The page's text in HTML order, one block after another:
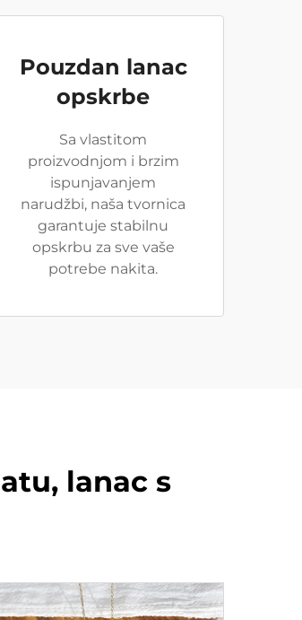
Pouzdan lanac
opskrbe
Sa vlastitom
proizvodnjom i brzim
ispunjavanjem
narudžbi, naša tvornica
garantuje stabilnu
opskrbu za sve vaše
potrebe nakita.
lanac s